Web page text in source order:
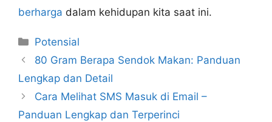
berharga dalam kehidupan kita saat ini.
Categories
Potensial
80 Gram Berapa Sendok Makan: Panduan
Lengkap dan Detail
Cara Melihat SMS Masuk di Email –
Panduan Lengkap dan Terperinci